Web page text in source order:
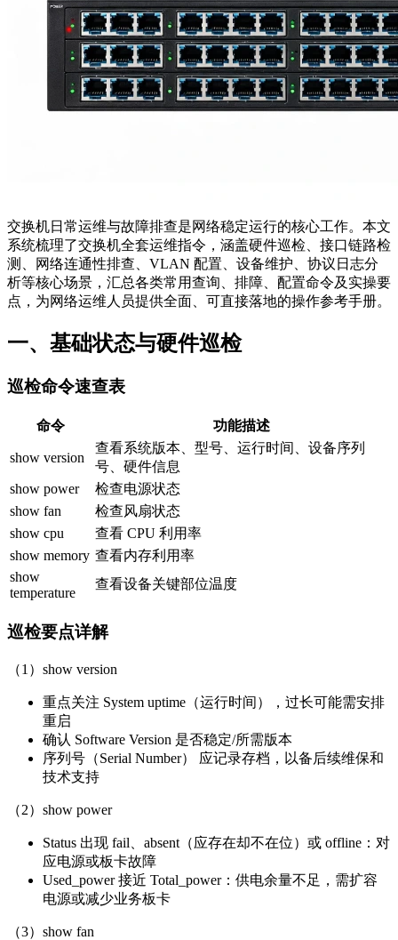
交换机日常运维与故障排查是网络稳定运行的核心工作。本文
系统梳理了交换机全套运维指令，涵盖硬件巡检、接口链路检
测、网络连通性排查、VLAN 配置、设备维护、协议日志分
析等核心场景，汇总各类常用查询、排障、配置命令及实操要
点，为网络运维人员提供全面、可直接落地的操作参考手册。
一、基础状态与硬件巡检
巡检命令速查表
命令 功能描述
show version
查看系统版本、型号、运行时间、设备序列
号、硬件信息
show power
检查电源状态
show fan
检查风扇状态
show cpu
查看 CPU 利用率
show memory 查看内存利用率
show
temperature
查看设备关键部位温度
巡检要点详解
（1）show version
重点关注 System uptime（运行时间），过长可能需安排
重启
确认 Software Version 是否稳定/所需版本
序列号（Serial Number） 应记录存档，以备后续维保和
技术支持
（2）show power
Status 出现 fail、absent（应存在却不在位）或 offline：对
应电源或板卡故障
Used_power 接近 Total_power：供电余量不足，需扩容
电源或减少业务板卡
（3）show fan